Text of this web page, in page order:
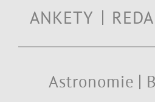
ANKETY
Astronomie